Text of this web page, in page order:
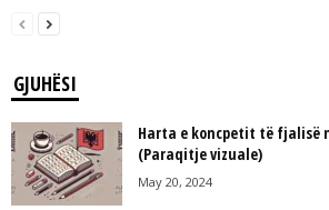
GJUHËSI
Harta e koncpetit të fjalisë
(Paraqitje vizuale)
May 20, 2024